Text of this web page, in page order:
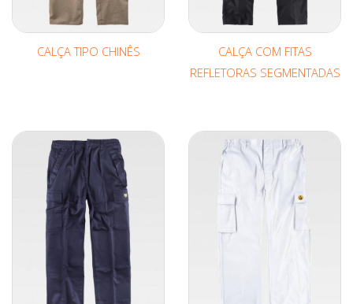
CALÇA TIPO CHINÊS
CALÇA COM FITAS
REFLETORAS SEGMENTADAS